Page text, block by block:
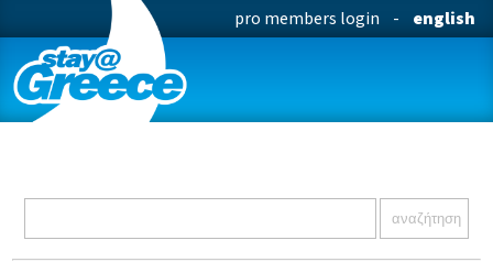
pro members login - english